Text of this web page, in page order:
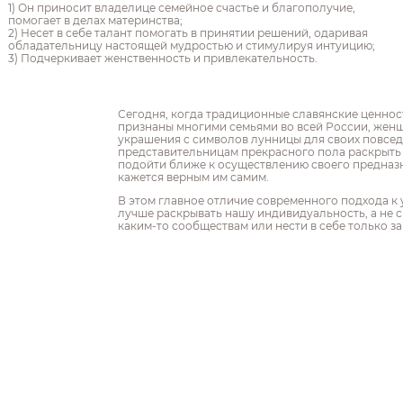
1) Он приносит владелице семейное счастье и благополучие,
помогает в делах материнства;
2) Несет в себе талант помогать в принятии решений, одаривая
обладательницу настоящей мудростью и стимулируя интуицию;
3) Подчеркивает женственность и привлекательность.
Сегодня, когда традиционные славянские
признаны многими семьями во всей России,
украшения с символов лунницы для своих
представительницам прекрасного пола
подойти ближе к осуществлению своего
кажется верным им самим.
В этом главное отличие современного подхода
лучше раскрывать нашу индивидуальность, а не
каким-то сообществам или нести в себе только